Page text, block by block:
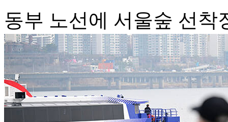
동부 노선에 서울숲 선착